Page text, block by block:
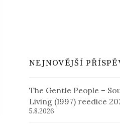
NEJNOVĚJŠÍ
The Gentle People –
Living (1997) reedice
5.8.2026